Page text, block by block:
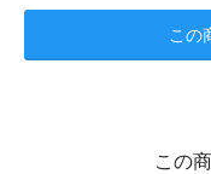
この
この